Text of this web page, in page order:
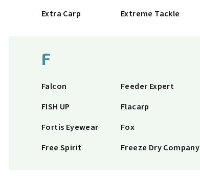
Extra Carp
Extreme Tackle
F
Falcon Feeder Expert
FISH UP
Flacarp
Fortis Eyewear
Fox
Free Spirit
Freeze Dry Company